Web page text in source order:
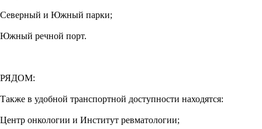
Северный и Южный парки;
Южный речной порт.
РЯДОМ:
Также в удобной транспортной доступности находятся:
Центр онкологии и Институт ревматологии;